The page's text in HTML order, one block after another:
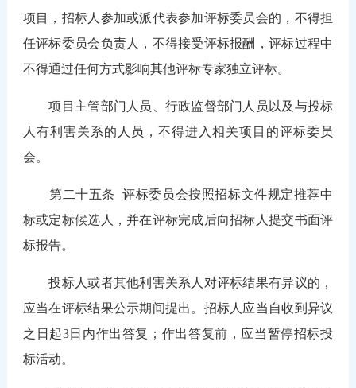
项目，招标人参加或派代表参加评标委员会的，不得担
任评标委员会负责人，不得接受评标报酬，评标过程中
不得通过任何方式影响其他评标专家独立评标。
项目主管部门人员、行政监督部门人员以及与投标
人有利害关系的人员，不得进入相关项目的评标委员
会。
第二十五条评标委员会按照招标文件规定推荐中
标或定标候选人，并在评标完成后向招标人提交书面评
标报告。
投标人或者其他利害关系人对评标结果有异议的，
应当在评标结果公示期间提出。招标人应当自收到异议
之日起3日内作出答复；作出答复前，应当暂停招标投
标活动。